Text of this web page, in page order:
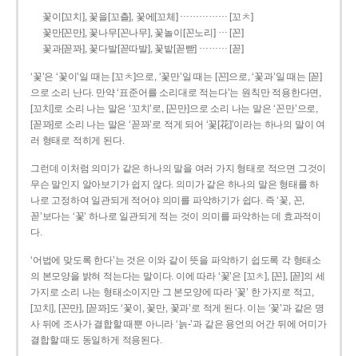
꽃이[꼬치], 꽃을[꼬츨], 꽃에[꼬체] …………… [꼬ㅊ]
꽃만[꼰만], 꽃나무[꼰나무], 꽃놀이[꼰노리] … [꼰]
꽃과[꼳꽈], 꽃다발[꼳따발], 꽃밭[꼳빧] ……… [꼳]
‘꽃’은 ‘꽃이’일 때는 [꼬ㅊ]으로, ‘꽃만’일 때는 [꼰]으로, ‘꽃과’일 때는 [꼳]
으로 소리 난다. 만약 ‘표준어를 소리대로 적는다’는 원칙만 적용한다면,
[꼬치]로 소리 나는 말은 ‘꼬치’로, [꼰만]으로 소리 나는 말은 ‘꼰만’으로,
[꼳꽈]로 소리 나는 말은 ‘꼳꽈’로 적게 되어 ‘꽃[花]’이라는 하나의 말이 여
러 형태로 적히게 된다.
그런데 이처럼 의미가 같은 하나의 말을 여러 가지 형태로 적으면 그것이
무슨 말인지 알아보기가 쉽지 않다. 의미가 같은 하나의 말은 형태를 하
나로 고정하여 일관되게 적어야 의미를 파악하기가 쉽다. 즉 ‘꽃, 꼰,
꼳’보다는 ‘꽃’ 하나로 일관되게 적는 것이 의미를 파악하는 데 효과적이
다.
‘어법에 맞도록 한다’는 것은 이와 같이 뜻을 파악하기 쉽도록 각 형태소
의 본모양을 밝혀 적는다는 말이다. 이에 따라 ‘꽃’은 [꼬ㅊ], [꼰], [꼳]의 세
가지로 소리 나는 형태소이지만 그 본모양에 따라 ‘꽃’ 한 가지로 적고,
[꼬치], [꼰만], [꼳꽈]도 ‘꽃이, 꽃만, 꽃과’로 적게 된다. 이는 ‘꽃’과 같은 명
사 뒤에 조사가 결합할 때뿐 아니라 ‘늙-’과 같은 용언의 어간 뒤에 어미가
결합할 때도 동일하게 적용된다.